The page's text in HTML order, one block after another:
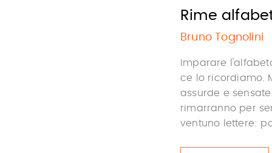
Rime
Bruno Tognolini
Imparare
ce lo ricordiamo.
assurde e
rimarranno per
ventuno lettere: